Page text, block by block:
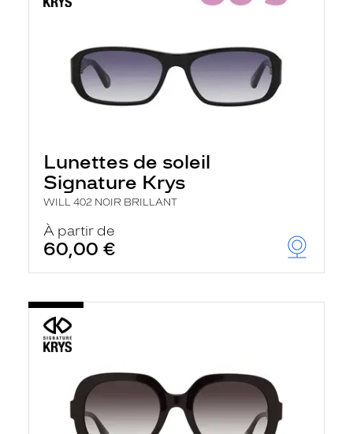
Lunettes de soleil
Signature Krys
WILL 402 NOIR BRILLANT
À partir de
60,00 €